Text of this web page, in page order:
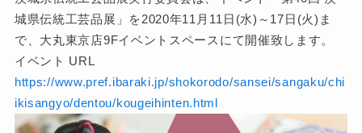
城県伝統工芸品展」を2020年11月11日(水)～17日(火)ま
で、大丸東京店9Fイベントスペースにて開催致します。
イベント URL
https://www.pref.ibaraki.jp/shokorodo/sansei/sangaku/chi
ikisangyo/dentou/kougeihinten.html